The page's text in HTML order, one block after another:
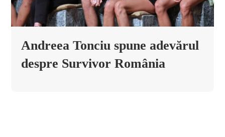
Andreea Tonciu spune adevărul
despre Survivor România